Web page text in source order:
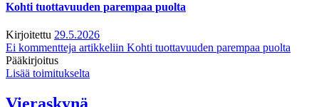
Kohti tuottavuuden parempaa puolta
Kirjoitettu 29.5.2026
Ei kommentteja artikkeliin Kohti tuottavuuden parempaa puolta
Pääkirjoitus
Lisää toimitukselta